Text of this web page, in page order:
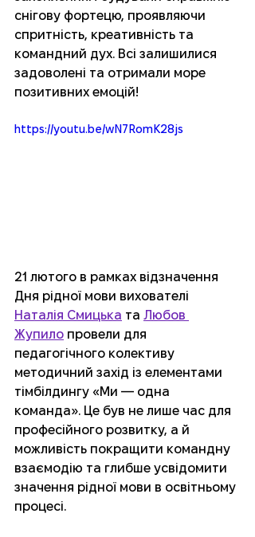
снігову фортецю, проявляючи
спритність, креативність та
командний дух. Всі залишилися
задоволені та отримали море
позитивних емоцій!
https://youtu.be/wN7RomK28js
21 лютого в рамках відзначення
Дня рідної мови вихователі
Наталія Смицька та Любов
Жупило провели для
педагогічного колективу
методичний захід із елементами
тімбілдингу «Ми — одна
команда». Це був не лише час для
професійного розвитку, а й
можливість покращити командну
взаємодію та глибше усвідомити
значення рідної мови в освітньому
процесі.